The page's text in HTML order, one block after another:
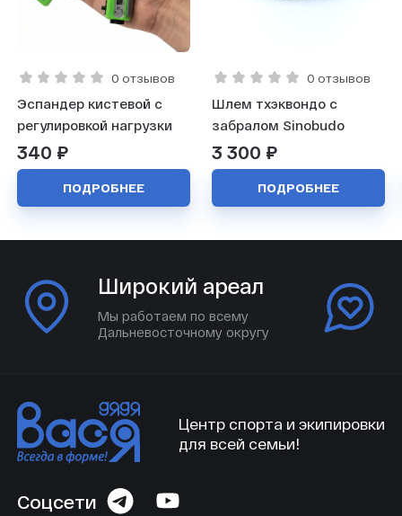
0 отзывов
Эспандер кистевой с
регулировкой нагрузки
340 ₽
ПОДРОБНЕЕ
0 отзывов
Шлем тхэквондо с
забралом Sinobudo
3 300 ₽
ПОДРОБНЕЕ
Широкий ареал
Мы работаем по всему
Дальневосточному округу
Центр спорта и экипировки
для всей семьи!
Соцсети